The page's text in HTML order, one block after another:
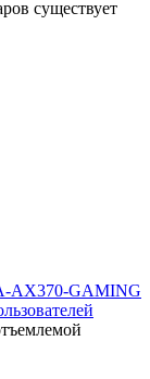
существует
AX370-GAMING